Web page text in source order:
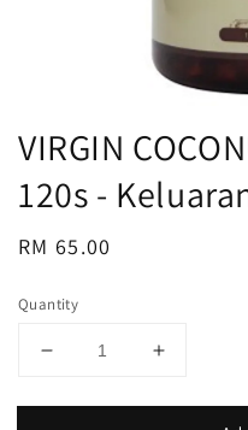
VIRGIN
120s -
Regular
RM 65.00
Quantity